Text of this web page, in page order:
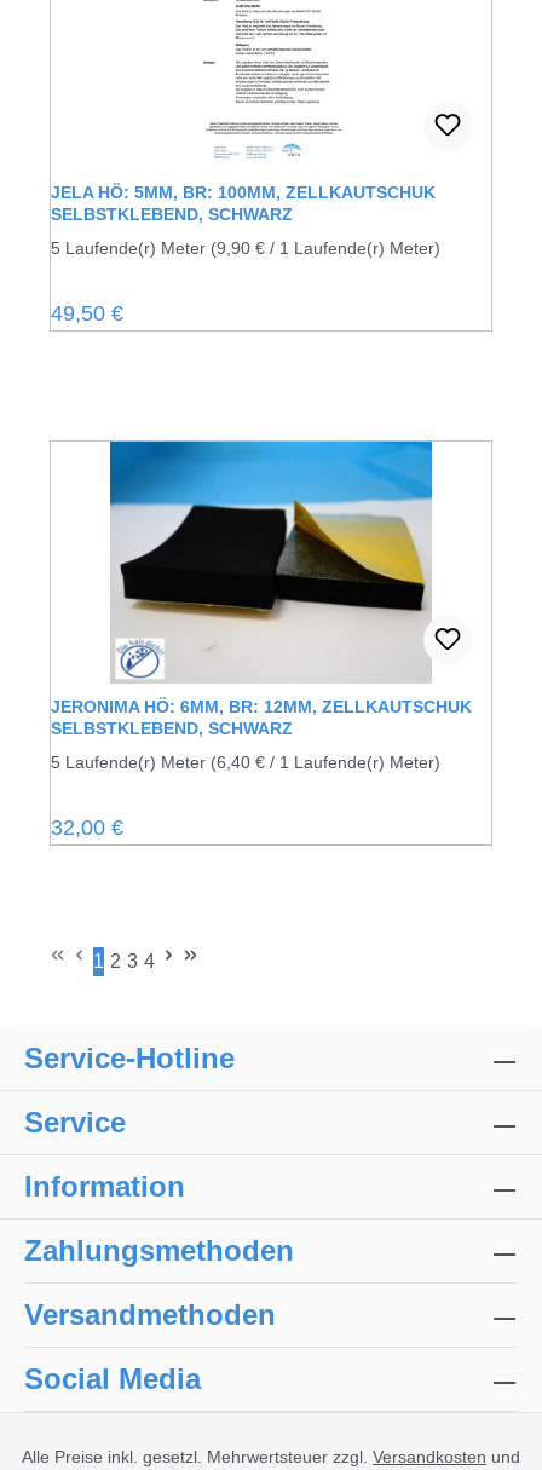
JELA HÖ: 5MM, BR: 100MM, ZELLKAUTSCHUK
SELBSTKLEBEND, SCHWARZ
5 Laufende(r) Meter (9,90 € / 1 Laufende(r) Meter)
Regulärer Preis:
49,50 €
JERONIMA HÖ: 6MM, BR: 12MM, ZELLKAUTSCHUK
SELBSTKLEBEND, SCHWARZ
5 Laufende(r) Meter (6,40 € / 1 Laufende(r) Meter)
Regulärer Preis:
32,00 €
Seite
1
Seite
2
Seite
3
Seite
4
Service-Hotline
Service
Information
Zahlungsmethoden
Versandmethoden
Social Media
Alle Preise inkl. gesetzl. Mehrwertsteuer zzgl. Versandkosten und